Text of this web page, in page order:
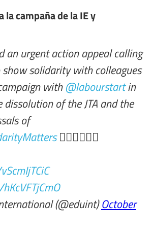
la campaña de la IE y
an urgent action appeal calling
solidarity with colleagues
with @labourstartin
dissolution of the JTA and the
of
✊🏻✊🏽✊🏿
(@eduint)October